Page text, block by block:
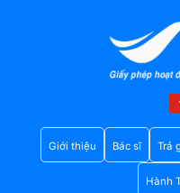
Giới thiệu Bác sĩ Trả
Hành